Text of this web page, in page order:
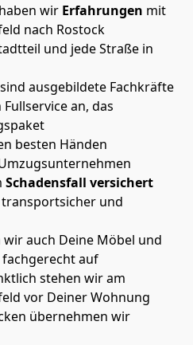
wir Erfahrungen mit
nach Rostock
und jede Straße in
ausgebildete Fachkräfte
an, das
besten Händen
Schadensfall versichert
und
auch Deine Möbel und
auf
stehen wir am
vor Deiner Wohnung
übernehmen wir